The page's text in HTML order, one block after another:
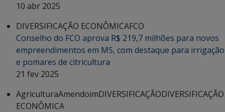
10 abr 2025
DIVERSIFICAÇÃO ECONÔMICAFCO
Conselho do FCO aprova R$ 219,7 milhões para novos
empreendimentos em MS, com destaque para irrigação
e pomares de citricultura
21 fev 2025
AgriculturaAmendoimDIVERSIFICAÇÃODIVERSIFICAÇÃO
ECONÔMICA